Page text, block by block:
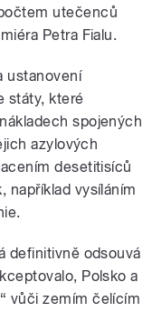
utečenců
Petra Fialu.
ustanovení
státy, které
spojených
azylových
desetitisíců
například vysíláním
definitivně odsouvá
Polsko a
vůči zemím čelícím